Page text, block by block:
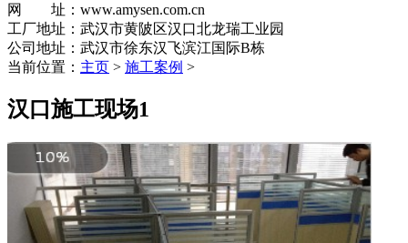
网 址：www.amysen.com.cn
工厂地址：武汉市黄陂区汉口北龙瑞工业园
公司地址：武汉市徐东汉飞滨江国际B栋
当前位置： 主页 > 施工案例 >
汉口施工现场1